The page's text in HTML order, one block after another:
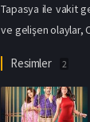
Tapasya ile vakit
ve gelişen olaylar,
Resimler 2